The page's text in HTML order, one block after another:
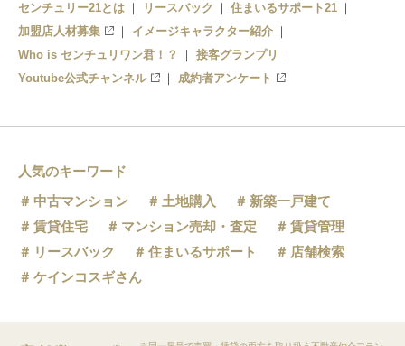
センチュリー21とは
リースバック
住まいるサポート21
加盟店人材募集
イメージキャラクター紹介
Who is センチュリワン君！？
接客グランプリ
Youtube公式チャンネル
成約者アンケート
人気のキーワード
中古マンション
土地購入
新築一戸建て
賃貸住宅
マンション売却・査定
賃貸管理
リースバック
住まいるサポート
店舗検索
ケインコスギさん